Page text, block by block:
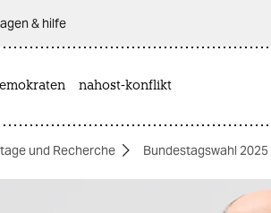
& hilfe
nahost-konflikt
und Recherche Bundestagswahl 2025